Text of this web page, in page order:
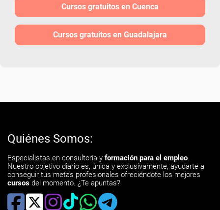
Cursos gratuitos en Cuenca
Cursos gratuitos en Guadalajara
Quiénes Somos:
Especialistas en consultoría y formación para el empleo.
Nuestro objetivo diario es, única y exclusivamente, ayudarte a
conseguir tus metas profesionales ofreciéndote los mejores
cursos del momento. ¿Te apuntas?